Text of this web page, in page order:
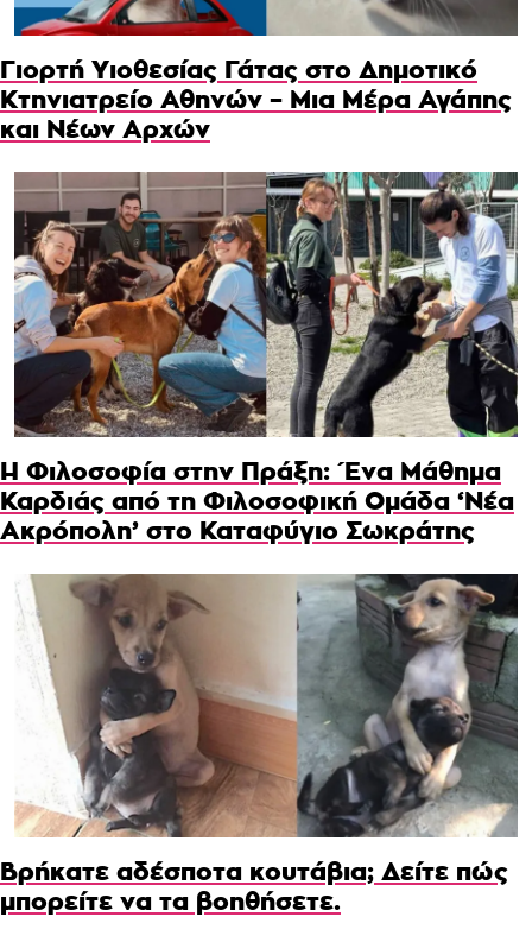
Γιορτή Υιοθεσίας Γάτας στο Δημοτικό
Κτηνιατρείο Αθηνών – Μια Μέρα Αγάπης
και Νέων Αρχών
Η Φιλοσοφία στην Πράξη: Ένα Μάθημα
Καρδιάς από τη Φιλοσοφική Ομάδα ‘Νέα
Ακρόπολη’ στο Καταφύγιο Σωκράτης
Βρήκατε αδέσποτα κουτάβια; Δείτε πώς
μπορείτε να τα βοηθήσετε.